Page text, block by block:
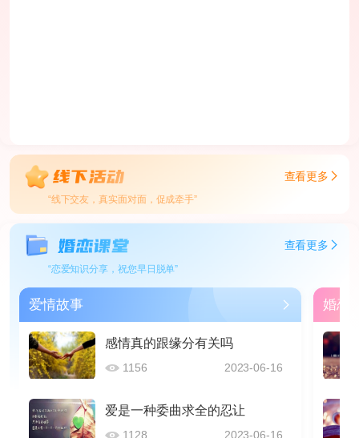
查看更多
“线下交友，真实面对面，促成牵手”
查看更多
“恋爱知识分享，祝您早日脱单”
爱情故事
感情真的跟缘分有关吗
1156 2023-06-16
爱是一种委曲求全的忍让
1128 2023-06-16
婚恋